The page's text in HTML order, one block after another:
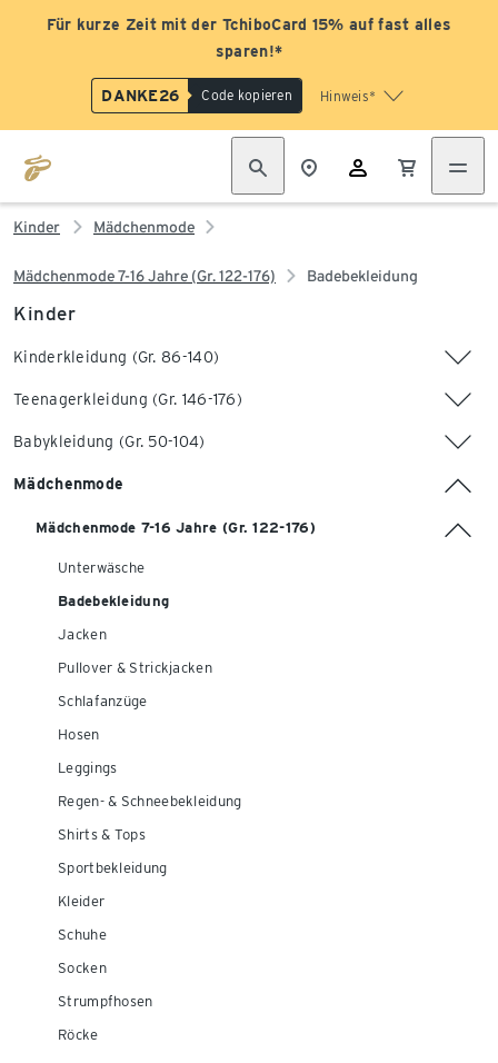
Für kurze Zeit mit der TchiboCard 15% auf fast alles
sparen!*
DANKE26 Code kopieren Hinweis*
Kinder Mädchenmode
Mädchenmode 7-16 Jahre (Gr. 122-176) Badebekleidung
Kinder
Kinderkleidung (Gr. 86-140)
Teenagerkleidung (Gr. 146-176)
Babykleidung (Gr. 50-104)
Mädchenmode
Mädchenmode 7-16 Jahre (Gr. 122-176)
Unterwäsche
Badebekleidung
Jacken
Pullover & Strickjacken
Schlafanzüge
Hosen
Leggings
Regen- & Schneebekleidung
Shirts & Tops
Sportbekleidung
Kleider
Schuhe
Socken
Strumpfhosen
Röcke